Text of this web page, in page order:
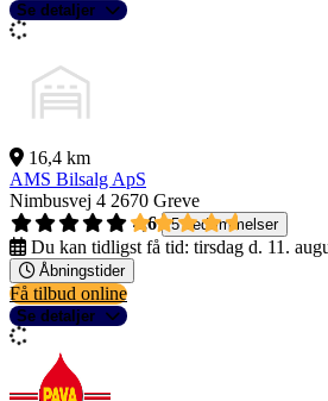
Se detaljer
16,4 km
AMS Bilsalg ApS
Nimbusvej 4 2670 Greve
4,6
5 bedømmelser
Du kan tidligst få tid: tirsdag d. 11.
Åbningstider
Få tilbud online
Se detaljer